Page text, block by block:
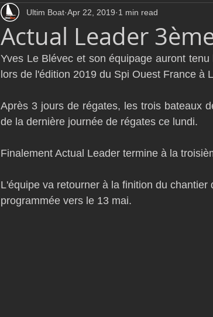
D35 Farr 280 Fast 40
Class Rhum JMD54 Botin 52
TF35 Business AC75 Open 7.50
Actual Leader
Ultim Boat Apr 22, 2019 1 min read
Yves Le Blévec et son équipage auront
lors de l'édition 2019 du Spi Ouest France à
Après 3 jours de régates, les trois bateaux
de la dernière journée de régates ce lundi.
Finalement Actual Leader termine à la
L'équipe va retourner à la finition du
programmée vers le 13 mai.